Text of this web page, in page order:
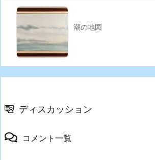
潮の地図
ディスカッション
コメント一覧